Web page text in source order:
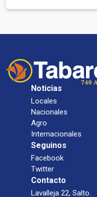
Noticias
Locales
Nacionales
Agro
Internacionales
Seguinos
Facebook
Twitter
Contacto
Lavalleja 22, Salto.